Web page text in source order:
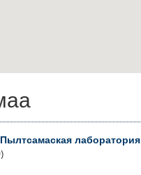
Пылтсамаская лаборатория